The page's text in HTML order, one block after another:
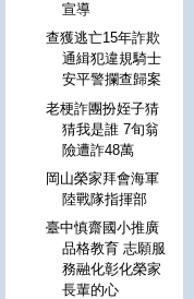
宣導
查獲逃亡15年詐欺
通緝犯違規騎士
安平警攔查歸案
老梗詐團扮姪子猜
猜我是誰 7旬翁
險遭詐48萬
岡山榮家拜會海軍
陸戰隊指揮部
臺中慎齋國小推廣
品格教育 志願服
務融化彰化榮家
長輩的心